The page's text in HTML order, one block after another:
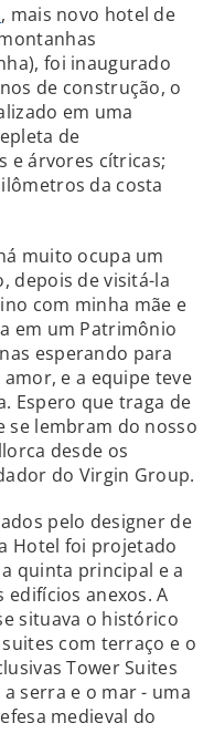
, mais novo hotel de
foi inaugurado
de construção, o
em uma
de
e árvores cítricas;
da costa
muito ocupa um
depois de visitá-la
com minha mãe e
em um Patrimônio
esperando para
e a equipe teve
Espero que traga de
se lembram do nosso
desde os
do Virgin Group.
pelo designer de
Hotel foi projetado
quinta principal e a
anexos. A
situava o histórico
com terraço e o
Tower Suites
serra e o mar - uma
medieval do